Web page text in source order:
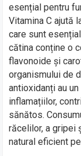
esențial pentru
Vitamina C ajută
care sunt
cătina conține o
flavonoide și
organismului de
antioxidanți au
inflamațiilor,
sănătos.
răcelilor, a gripei
natural eficient